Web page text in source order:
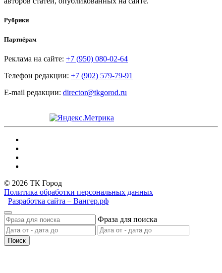
Рубрики
Партнёрам
Реклама на сайте: +7 (950) 080-02-64
Телефон редакции: +7 (902) 579-79-91
E-mail редакции: director@tkgorod.ru
© 2026 ТК Город
Политика обработки персональных данных
Разработка сайта – Вангер.рф
Фраза для поиска
Поиск